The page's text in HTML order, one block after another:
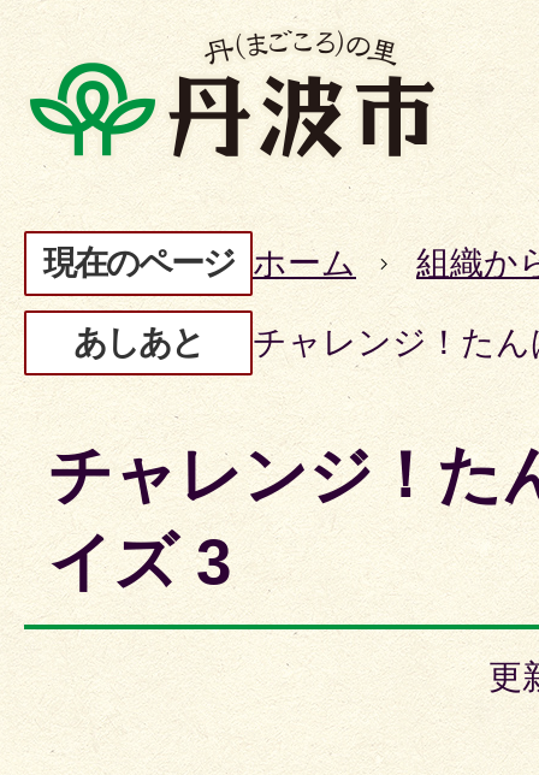
現在のページ ホーム 組織か
あしあと チャレンジ！た
チャレンジ！た
イズ 3
更